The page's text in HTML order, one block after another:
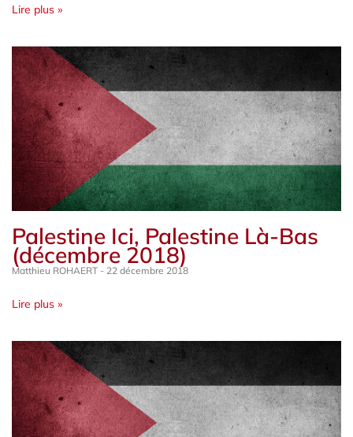
Lire plus »
Palestine Ici, Palestine Là-Bas
(décembre 2018)
Matthieu ROHAERT 22 décembre 2018
Lire plus »